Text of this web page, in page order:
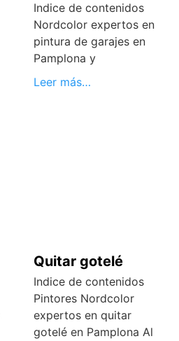
Indice de contenidos
Nordcolor expertos en
pintura de garajes en
Pamplona y
Leer más…
Quitar gotelé
Indice de contenidos
Pintores Nordcolor
expertos en quitar
gotelé en Pamplona Al